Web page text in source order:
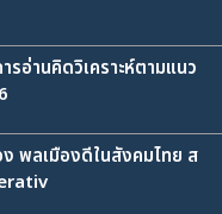
อ่านคิดวิเคราะห์ตามแนว
พลเมืองดีในสังคมไทย ส